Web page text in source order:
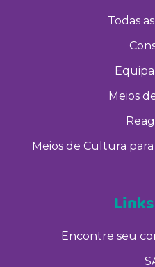
Todas
Meios
Meios de Cultura
Encontre seu